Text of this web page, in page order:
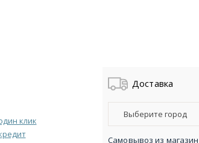
клик
Доставка
Выберите город
Самовывоз из